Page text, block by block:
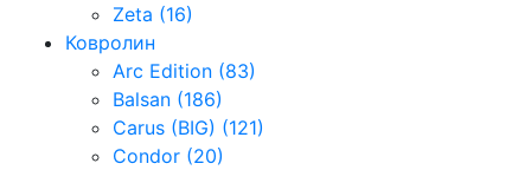
Zeta (16)
Ковролин
Arc Edition (83)
Balsan (186)
Carus (BIG) (121)
Condor (20)